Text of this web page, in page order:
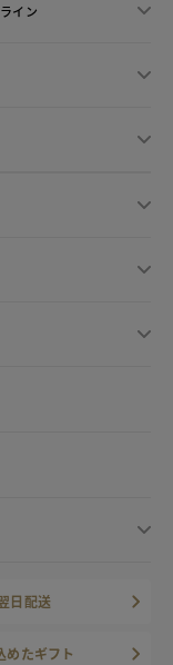
イン
日配送
めたギフト